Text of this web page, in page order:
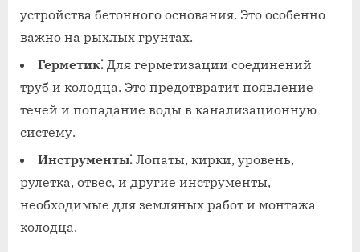
устройства бетонного основания. Это особенно
важно на рыхлых грунтах.
Герметик⁚ Для герметизации соединений
труб и колодца. Это предотвратит появление
течей и попадание воды в канализационную
систему.
Инструменты⁚ Лопаты, кирки, уровень,
рулетка, отвес, и другие инструменты,
необходимые для земляных работ и монтажа
колодца.